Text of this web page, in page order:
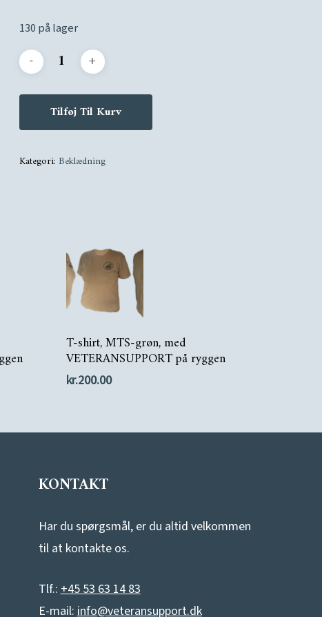
130 på lager
Tilføj Til Kurv
Kategori: Beklædning
Vælg Muligheder
vare
har
vælges
varesiden
T-shirt, MTS-grøn, med
VETERANSUPPORT på ryggen
kr.200.00
KONTAKT
Har du spørgsmål, er du altid velkommen
til at kontakte os.
Tlf.:+45 53 63 14 83
E-mail:info@veteransupport.dk